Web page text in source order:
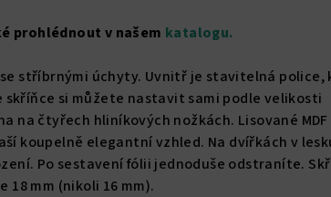
prohlédnout v našem katalogu.
stříbrnými úchyty. Uvnitř je stavitelná police,
si můžete nastavit sami podle velikosti
na čtyřech hliníkových nožkách. Lisované MDF
koupelně elegantní vzhled. Na dvířkách v
Po sestavení fólii jednoduše odstraníte.
mm (nikoli 16 mm).